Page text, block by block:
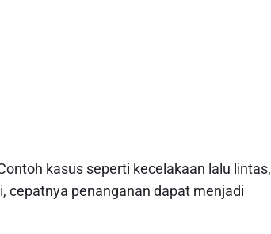
kasus seperti kecelakaan lalu lintas,
cepatnya penanganan dapat menjadi